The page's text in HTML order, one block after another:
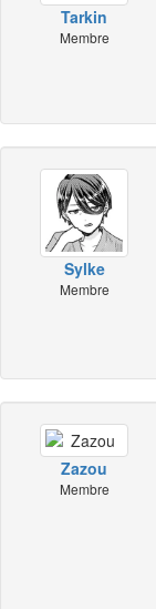
Tarkin
Membre
Sylke
Membre
Zazou
Membre